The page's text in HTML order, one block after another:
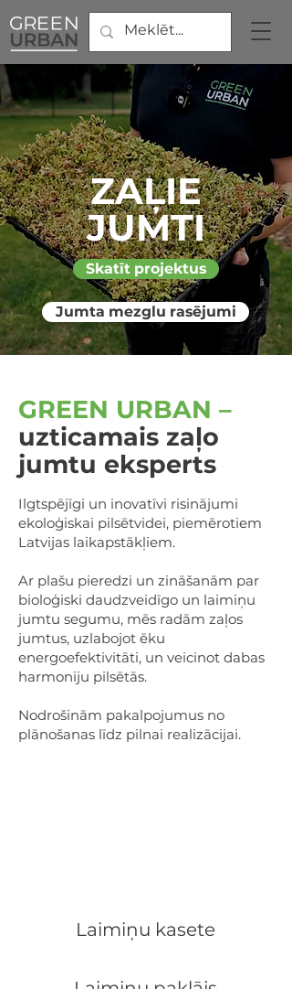
ZAĻIE
JUMTI
Skatīt projektus
Jumta mezglu rasējumi
GREEN URBAN –
uzticamais zaļo
jumtu eksperts
Ilgtspējīgi un inovatīvi risinājumi
ekoloģiskai pilsētvidei, piemērotiem
Latvijas laikapstākļiem.
Ar plašu pieredzi un zināšanām par
bioloģiski daudzveidīgo un laimiņu
jumtu segumu, mēs radām zaļos
jumtus, uzlabojot ēku
energoefektivitāti, un veicinot dabas
harmoniju pilsētās.
Nodrošinām pakalpojumus no
plānošanas līdz pilnai realizācijai.
Laimiņu kasete